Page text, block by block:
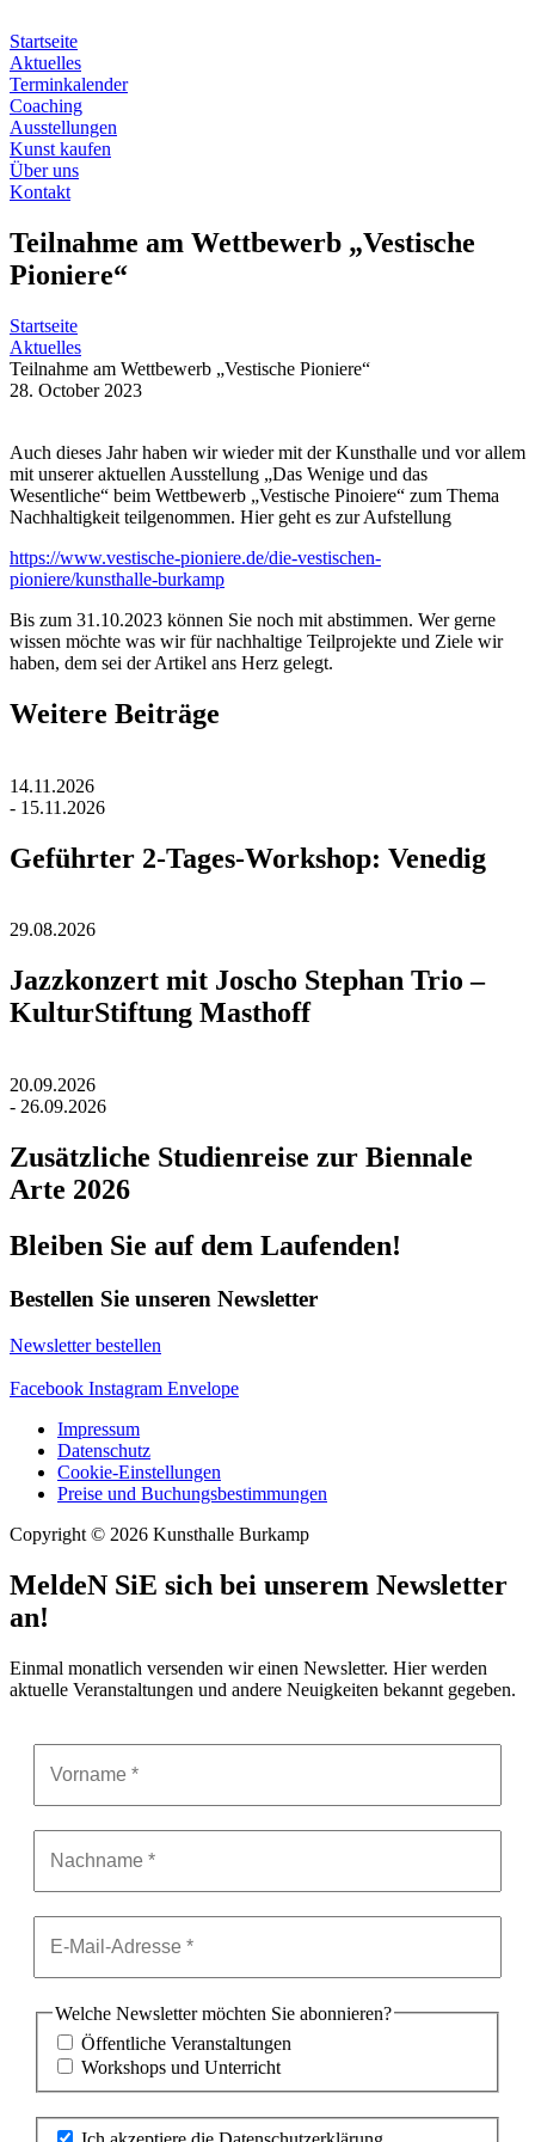
Inhalt
springen
Startseite
Aktuelles
Terminkalender
Coaching
Ausstellungen
Kunst kaufen
Über uns
Kontakt
Teilnahme am Wettbewerb „Vestische
Pioniere“
Startseite
Aktuelles
Teilnahme am Wettbewerb „Vestische Pioniere“
28. October 2023
Auch dieses Jahr haben wir wieder mit der Kunsthalle und vor allem
mit unserer aktuellen Ausstellung „Das Wenige und das
Wesentliche“ beim Wettbewerb „Vestische Pinoiere“ zum Thema
Nachhaltigkeit teilgenommen. Hier geht es zur Aufstellung
https://www.vestische-pioniere.de/die-vestischen-
pioniere/kunsthalle-burkamp
Bis zum 31.10.2023 können Sie noch mit abstimmen. Wer gerne
wissen möchte was wir für nachhaltige Teilprojekte und Ziele wir
haben, dem sei der Artikel ans Herz gelegt.
Weitere Beiträge
14.11.2026
- 15.11.2026
Geführter 2-Tages-Workshop: Venedig
29.08.2026
Jazzkonzert mit Joscho Stephan Trio –
KulturStiftung Masthoff
20.09.2026
- 26.09.2026
Zusätzliche Studienreise zur Biennale
Arte 2026
Bleiben Sie auf dem Laufenden!
Bestellen Sie unseren Newsletter
Newsletter bestellen
Facebook Instagram Envelope
Impressum
Datenschutz
Cookie-Einstellungen
Preise und Buchungsbestimmungen
Copyright © 2026 Kunsthalle Burkamp
MeldeN SiE sich bei unserem Newsletter
an!
Einmal monatlich versenden wir einen Newsletter. Hier werden
aktuelle Veranstaltungen und andere Neuigkeiten bekannt gegeben.
Welche Newsletter möchten Sie abonnieren?
Öffentliche Veranstaltungen
Workshops und Unterricht